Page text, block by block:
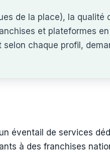
de la place), la qualité
et plateformes
chaque profil,
éventail de services
à des franchises